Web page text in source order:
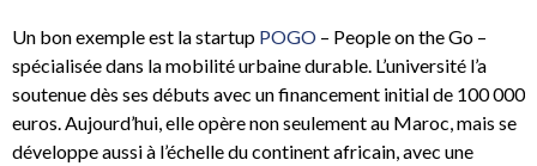
Un bon exemple est la startup POGO – People on the Go –
spécialisée dans la mobilité urbaine durable. L’université l’a
soutenue dès ses débuts avec un financement initial de 100 000
euros. Aujourd’hui, elle opère non seulement au Maroc, mais se
développe aussi à l’échelle du continent africain, avec une